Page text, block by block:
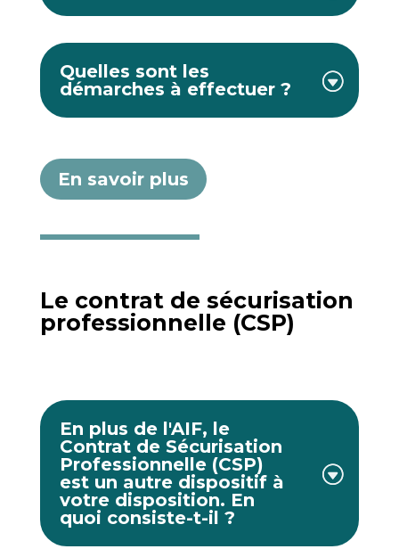
Quelles sont les
démarches à effectuer ?
En savoir plus
Le contrat de sécurisation
professionnelle (CSP)
En plus de l'AIF, le
Contrat de Sécurisation
Professionnelle (CSP)
est un autre dispositif à
votre disposition. En
quoi consiste-t-il ?